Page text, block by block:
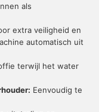
als
extra veiligheid en
automatisch uit
terwijl het water
Eenvoudig te